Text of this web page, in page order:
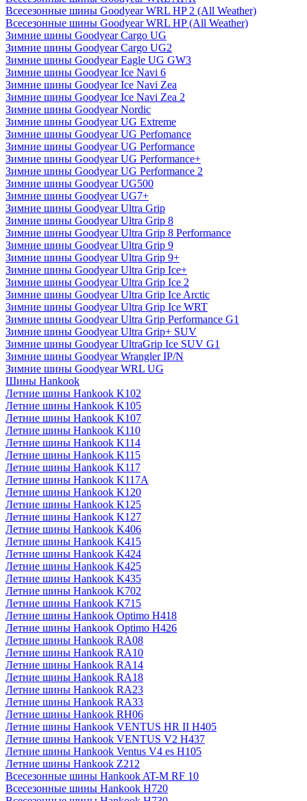
Всесезонные шины Goodyear WRL HP 2 (All Weather)
Всесезонные шины Goodyear WRL HP (All Weather)
Зимние шины Goodyear Cargo UG
Зимние шины Goodyear Cargo UG2
Зимние шины Goodyear Eagle UG GW3
Зимние шины Goodyear Ice Navi 6
Зимние шины Goodyear Ice Navi Zea
Зимние шины Goodyear Ice Navi Zea 2
Зимние шины Goodyear Nordic
Зимние шины Goodyear UG Extreme
Зимние шины Goodyear UG Perfomance
Зимние шины Goodyear UG Performance
Зимние шины Goodyear UG Performance+
Зимние шины Goodyear UG Performance 2
Зимние шины Goodyear UG500
Зимние шины Goodyear UG7+
Зимние шины Goodyear Ultra Grip
Зимние шины Goodyear Ultra Grip 8
Зимние шины Goodyear Ultra Grip 8 Performance
Зимние шины Goodyear Ultra Grip 9
Зимние шины Goodyear Ultra Grip 9+
Зимние шины Goodyear Ultra Grip Ice+
Зимние шины Goodyear Ultra Grip Ice 2
Зимние шины Goodyear Ultra Grip Ice Arctic
Зимние шины Goodyear Ultra Grip Ice WRT
Зимние шины Goodyear Ultra Grip Performance G1
Зимние шины Goodyear Ultra Grip+ SUV
Зимние шины Goodyear UltraGrip Ice SUV G1
Зимние шины Goodyear Wrangler IP/N
Зимние шины Goodyear WRL UG
Шины Hankook
Летние шины Hankook K102
Летние шины Hankook K105
Летние шины Hankook K107
Летние шины Hankook K110
Летние шины Hankook K114
Летние шины Hankook K115
Летние шины Hankook K117
Летние шины Hankook K117A
Летние шины Hankook K120
Летние шины Hankook K125
Летние шины Hankook K127
Летние шины Hankook K406
Летние шины Hankook K415
Летние шины Hankook K424
Летние шины Hankook K425
Летние шины Hankook K435
Летние шины Hankook K702
Летние шины Hankook K715
Летние шины Hankook Optimo H418
Летние шины Hankook Optimo H426
Летние шины Hankook RA08
Летние шины Hankook RA10
Летние шины Hankook RA14
Летние шины Hankook RA18
Летние шины Hankook RA23
Летние шины Hankook RA33
Летние шины Hankook RH06
Летние шины Hankook VENTUS HR II H405
Летние шины Hankook VENTUS V2 H437
Летние шины Hankook Ventus V4 es H105
Летние шины Hankook Z212
Всесезонные шины Hankook AT-M RF 10
Всесезонные шины Hankook H720